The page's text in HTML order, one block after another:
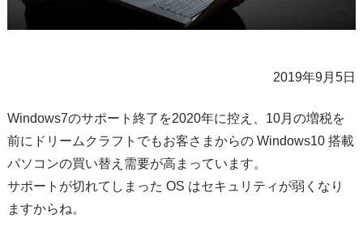
2019年9月5日
Windows7のサポート終了を2020年に控え、10月の増税を
前にドリームクラフトでもお客さまからの Windows10 搭載
パソコンの買い替え需要が高まっています。
サポートが切れてしまった OS はセキュリティが弱くなり
ますからね。